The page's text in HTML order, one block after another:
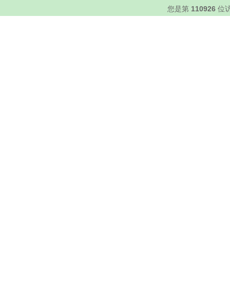
您是第 110926 位